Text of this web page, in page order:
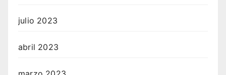
julio 2023
abril 2023